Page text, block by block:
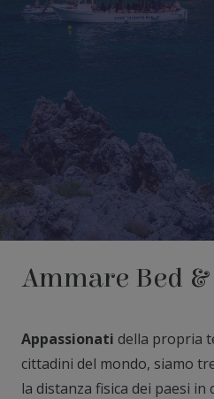
Ammare Bed
Appassionati della propria
cittadini del mondo, siamo
la distanza fisica dei paesi in